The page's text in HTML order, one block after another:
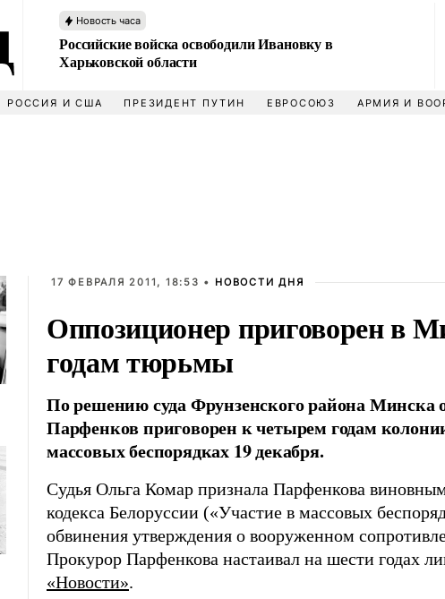
Новость часа
Российские войска освободили Ивановку в
Харьковской области
РОССИЯ И США ПРЕЗИДЕНТ ПУТИН ЕВРОСОЮЗ АРМИЯ И
17 ФЕВРАЛЯ 2011, 18:53 • НОВОСТИ ДНЯ
Оппозиционер приговорен в
годам тюрьмы
По решению суда Фрунзенского района Минска
Парфенков приговорен к четырем годам
массовых беспорядках 19 декабря.
Судья Ольга Комар признала Парфенкова
кодекса Белоруссии («Участие в массовых
обвинения утверждения о вооруженном
Прокурор Парфенкова настаивал на шести годах
«Новости».